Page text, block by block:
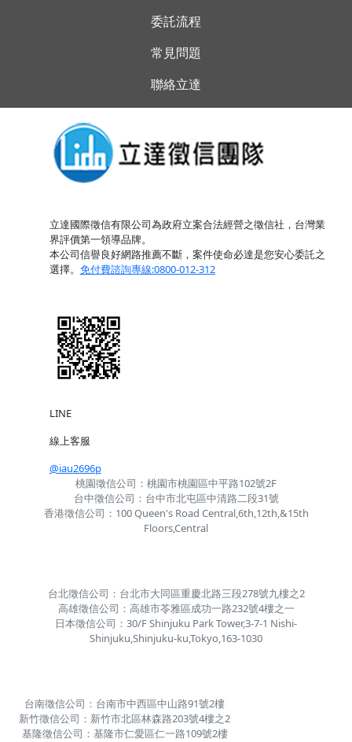
委託流程
常見問題
聯絡立達
立達國際徵信有限公司為政府立案合法經營之徵信社，台灣業
界評價第一領導品牌。
本公司信譽良好網路推薦不斷，案件使命必達是您安心委託之
選擇。 免付費諮詢專線:0800-012-312
LINE
線上客服
@iau2696p
桃園徵信公司：桃園市桃園區中平路102號2F
台中徵信公司：台中市北屯區中清路二段31號
香港徵信公司：100 Queen's Road Central,6th,12th,&15th
Floors,Central
台北徵信公司：台北市大同區重慶北路三段278號九樓之2
高雄徵信公司：高雄市苓雅區成功一路232號4樓之一
日本徵信公司：30/F Shinjuku Park Tower,3-7-1 Nishi-
Shinjuku,Shinjuku-ku,Tokyo,163-1030
台南徵信公司：台南市中西區中山路91號2樓
新竹徵信公司：新竹市北區林森路203號4樓之2
基隆徵信公司：基隆市仁愛區仁一路109號2樓